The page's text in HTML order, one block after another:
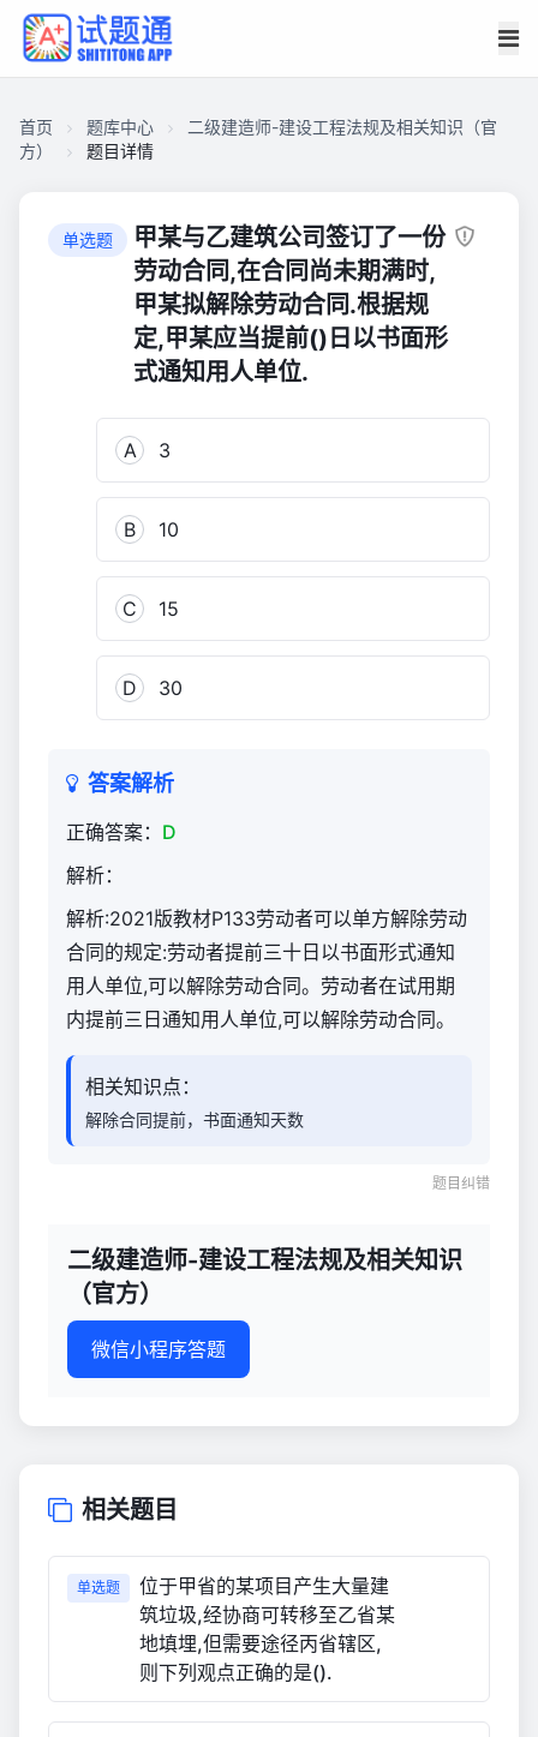
首页 题库中心
二级建造师-建设工程法规及相关知识（官
方）
题目详情
单选题
甲某与乙建筑公司签订了一份
劳动合同,在合同尚未期满时,
甲某拟解除劳动合同.根据规
定,甲某应当提前()日以书面形
式通知用人单位.
A 3
B 10
C 15
D 30
答案解析
正确答案： D
解析：
解析:2021版教材P133劳动者可以单方解除劳动
合同的规定:劳动者提前三十日以书面形式通知
用人单位,可以解除劳动合同。劳动者在试用期
内提前三日通知用人单位,可以解除劳动合同。
相关知识点：
解除合同提前，书面通知天数
题目纠错
二级建造师-建设工程法规及相关知识
（官方）
微信小程序答题
相关题目
单选题
位于甲省的某项目产生大量建
筑垃圾,经协商可转移至乙省某
地填埋,但需要途径丙省辖区,
则下列观点正确的是().